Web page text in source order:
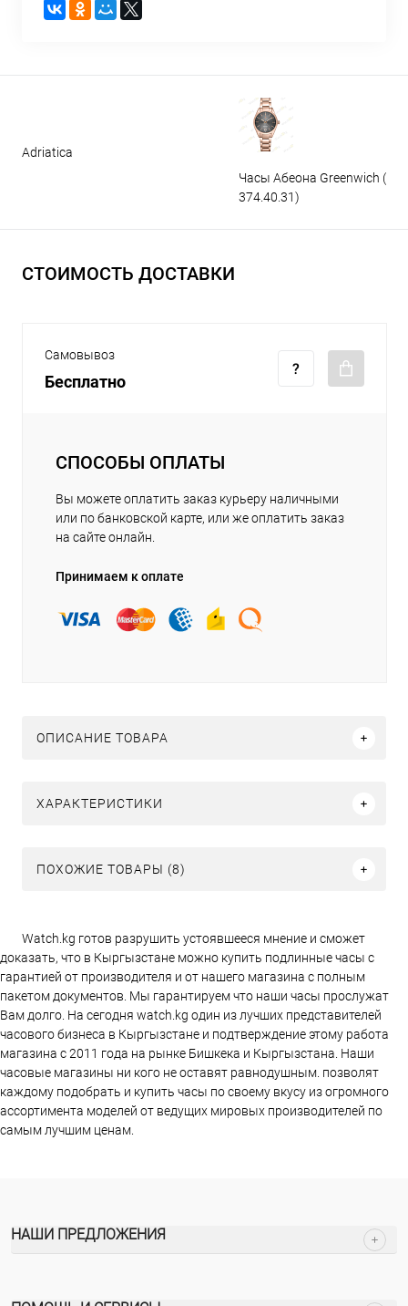
Adriatica
Часы Абеона Greenwich (GW
374.40.31)
СТОИМОСТЬ ДОСТАВКИ
Самовывоз
Бесплатно
СПОСОБЫ ОПЛАТЫ
Вы можете оплатить заказ курьеру наличными
или по банковской карте, или же оплатить заказ
на сайте онлайн.
Принимаем к оплате
ОПИСАНИЕ ТОВАРА
ХАРАКТЕРИСТИКИ
ПОХОЖИЕ ТОВАРЫ (8)
Watch.kg готов разрушить устоявшееся мнение и сможет
доказать, что в Кыргызстане можно купить подлинные часы с
гарантией от производителя и от нашего магазина с полным
пакетом документов. Мы гарантируем что наши часы прослужат
Вам долго. На сегодня watch.kg один из лучших представителей
часового бизнеса в Кыргызстане и подтверждение этому работа
магазина c 2011 года на рынке Бишкека и Кыргызстана. Наши
часовые магазины ни кого не оставят равнодушным. позволят
каждому подобрать и купить часы по своему вкусу из огромного
ассортимента моделей от ведущих мировых производителей по
самым лучшим ценам.
НАШИ ПРЕДЛОЖЕНИЯ